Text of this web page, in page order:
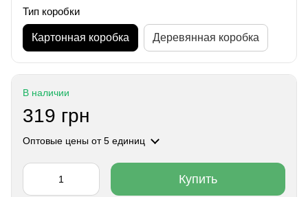
Тип коробки
Картонная коробка Деревянная коробка
В наличии
319 грн
Оптовые цены от 5 единиц
Купить